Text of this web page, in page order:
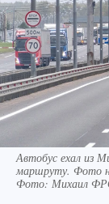
Автобус ехал из
маршруту. Фото
Фото: Михаил